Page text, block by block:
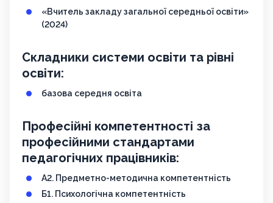
«Вчитель закладу загальної середньої освіти»
(2024)
Складники системи освіти та рівні
освіти:
базова середня освіта
Професійні компетентності за
професійними стандартами
педагогічних працівників:
А2. Предметно-методична компетентність
Б1. Психологічна компетентність